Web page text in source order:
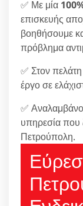
✅ Με μία
επισκευής
βοηθήσουμε
πρόβλημα
✅ Στον
έργο σε
✅
υπηρεσία που
Πετρούπολη.